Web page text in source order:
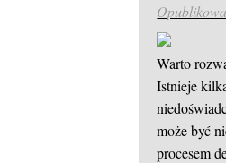
Warto
Istnieje
może być
procesem